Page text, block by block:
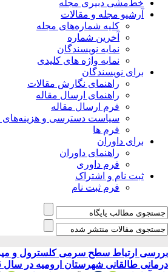
خط‌مشی دبیری مجله
آرشیو مجله و مقالات
کلیه شماره‌های مجله
آخرین شماره
نمایه نویسندگان
نمایه واژه های کلیدی
برای نویسندگان
راهنمای نگارش مقالات
راهنمای ارسال مقاله
فرم ارسال مقاله
سیاست دسترسی و هزینه‌های
فرم ها
برای داوران
راهنمای داوران
فرم داوری
ثبت نام و اشتراک
فرم ثبت نام
بررسی ارتباط سطح سرمی کلسترول و
درمانی طالقانی شهرستان ارومیه در سال 1396